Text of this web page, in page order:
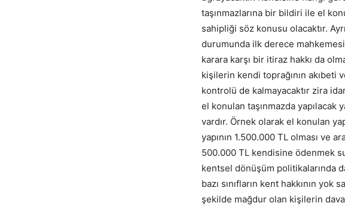
taşınmazlarına bir bildiri ile el
sahipliği söz konusu olacaktır.
durumunda ilk derece
karara karşı bir itiraz hakkı da
kişilerin kendi toprağının akıbeti
kontrolü de kalmayacaktır zira
el konulan taşınmazda yapılacak
vardır. Örnek olarak el konulan
yapının 1.500.000 TL olması ve
500.000 TL kendisine ödenmek
kentsel dönüşüm politikalarında
bazı sınıfların kent hakkının yok
şekilde mağdur olan kişilerin